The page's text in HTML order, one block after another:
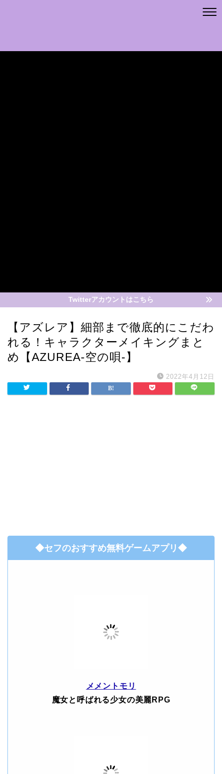
Twitterアカウントはこちら
【アズレア】細部まで徹底的にこだわ
れる！キャラクターメイキングまと
め【AZUREA-空の唄-】
2022年4月12日
◆セフのおすすめ無料ゲームアプリ◆
メメントモリ
魔女と呼ばれる少女の美麗RPG